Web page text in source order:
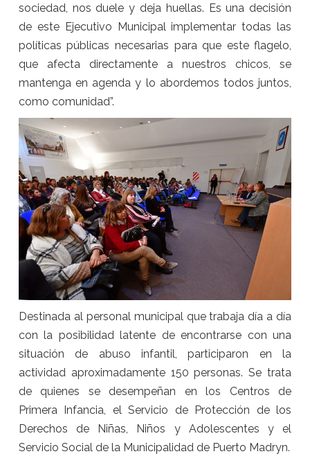
sociedad, nos duele y deja huellas. Es una decisión
de este Ejecutivo Municipal implementar todas las
políticas públicas necesarias para que este flagelo,
que afecta directamente a nuestros chicos, se
mantenga en agenda y lo abordemos todos juntos,
como comunidad”.
Destinada al personal municipal que trabaja día a día
con la posibilidad latente de encontrarse con una
situación de abuso infantil, participaron en la
actividad aproximadamente 150 personas. Se trata
de quienes se desempeñan en los Centros de
Primera Infancia, el Servicio de Protección de los
Derechos de Niñas, Niños y Adolescentes y el
Servicio Social de la Municipalidad de Puerto Madryn.